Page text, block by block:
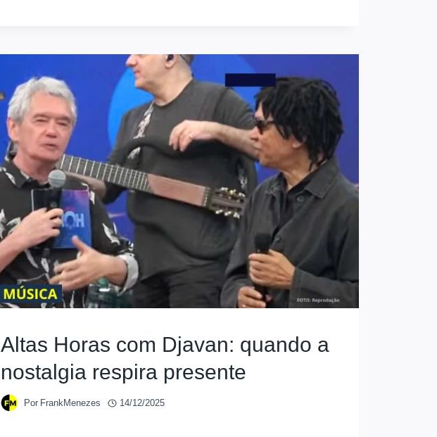
Altas Horas com Djavan: quando a
nostalgia respira presente
Por FrankMenezes 14/12/2025